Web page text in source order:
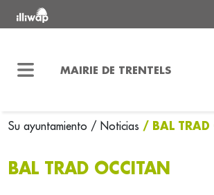
MAIRIE DE TRENTELS
Su ayuntamiento / Noticias / BAL TRAD
BAL TRAD OCCITAN